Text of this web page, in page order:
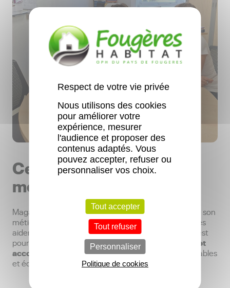
Ce qu’elle aime dans son
métier
Magali apprécie avant tout ladimension humaine
de son
métier. Elle aime échanger, écouter les locataires et les
aider à surmonter leurs difficultés. Chaque situation est
pour elle l’occasion de combinerprofessionnalisme et
accompagnement
, afin de trouver des solutions durables
et équitables.
Respect de votre vie privée
Nous utilisons des cookies
pour améliorer votre
expérience, mesurer
l'audience et proposer des
contenus adaptés. Vous
pouvez accepter, refuser ou
personnaliser vos choix.
Tout accepter
Tout refuser
Personnaliser
Politique de cookies